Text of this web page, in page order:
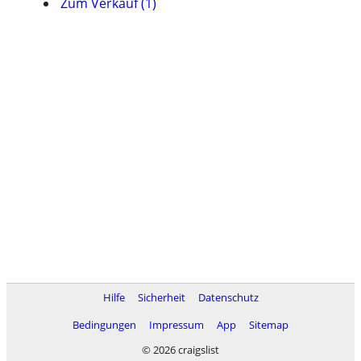
Hilfe Sicherheit
Datenschutz
Bedingungen
Impressum App
Sitemap
© 2026 craigslist